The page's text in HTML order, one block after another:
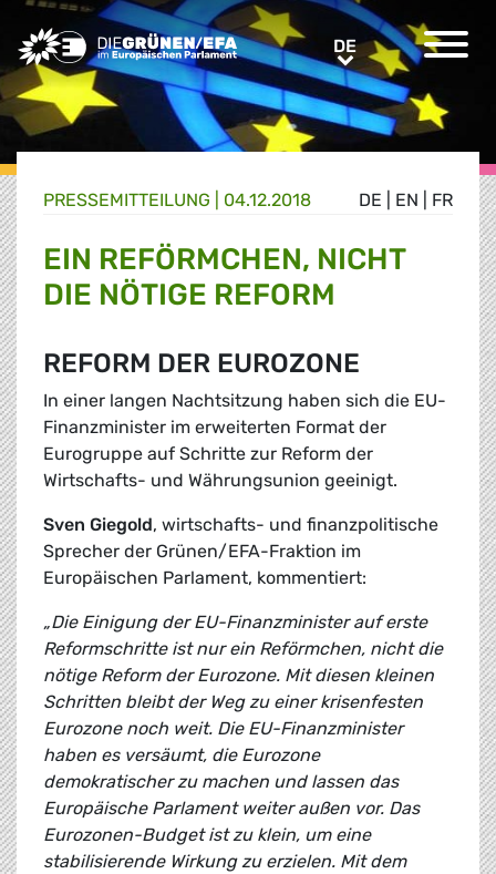
Greens/EFA Home DEDE
DE EN FR
PRESSE­MITTEILUNG 04.12.2018
EIN REFÖRMCHEN, NICHT
DIE NÖTIGE REFORM
REFORM DER EUROZONE
In einer langen Nachtsitzung haben sich die EU-
Finanzminister im erweiterten Format der
Eurogruppe auf Schritte zur Reform der
Wirtschafts- und Währungsunion geeinigt.
Sven Giegold, wirtschafts- und finanzpolitische
Sprecher der Grünen/EFA-Fraktion im
Europäischen Parlament, kommentiert:
„Die Einigung der EU-Finanzminister auf erste
Reformschritte ist nur ein Reförmchen, nicht die
nötige Reform der Eurozone. Mit diesen kleinen
Schritten bleibt der Weg zu einer krisenfesten
Eurozone noch weit. Die EU-Finanzminister
haben es versäumt, die Eurozone
demokratischer zu machen und lassen das
Europäische Parlament weiter außen vor. Das
Eurozonen-Budget ist zu klein, um eine
stabilisierende Wirkung zu erzielen. Mit dem